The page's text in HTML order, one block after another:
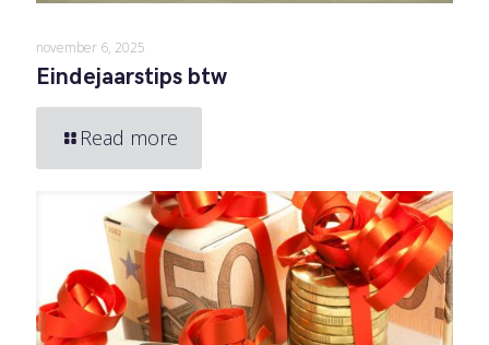
november 6, 2025
Eindejaarstips btw
Read more